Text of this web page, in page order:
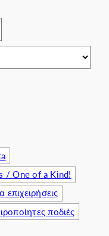
/ One of a Kind!
επιχειρήσεις
ποδιές